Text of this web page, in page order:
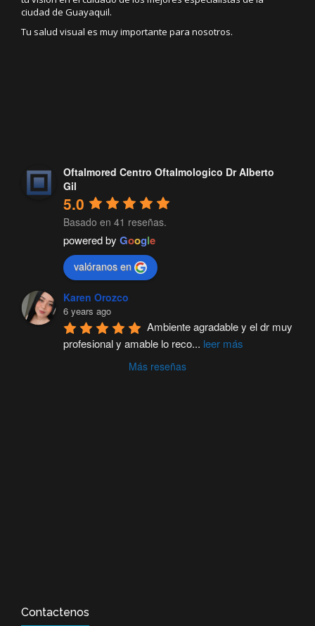
ciudad de Guayaquil.
Tu salud visual es muy importante para nosotros.
Oftalmored Centro Oftalmologico Dr Alberto
Gil
5.0
Basado en 41 reseñas.
powered by Google
valóranos en
Karen Orozco
6 years ago
Ambiente agradable y el dr muy
profesional y amable lo reco... leer más
Más reseñas
Contactenos